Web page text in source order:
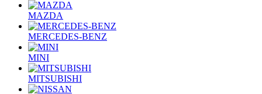
MAZDA
MERCEDES-BENZ
MINI
MITSUBISHI